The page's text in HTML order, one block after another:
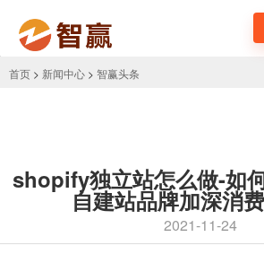
首页 > 新闻中心 > 智赢头条
shopify独立站怎么做-如
自建站品牌加深消
2021-11-24